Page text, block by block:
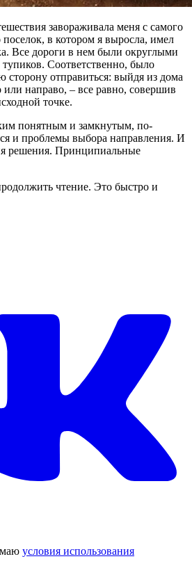
завораживала меня с самого
поселок, в котором я выросла, имел
Все дороги в нем были округлыми
Соответственно, было
сторону отправиться: выйдя из дома
направо, – все равно, совершив
точке.
понятным и замкнутым, по-
и проблемы выбора направления. И
решения. Принципиальные
чтение. Это быстро и
условия использования